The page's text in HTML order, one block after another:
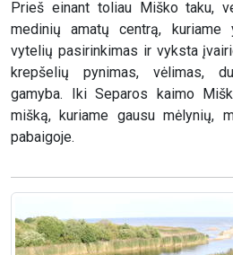
Prieš einant toliau Miško taku,
medinių amatų centrą, kuriame
vytelių pasirinkimas ir vyksta
krepšelių pynimas, vėlimas,
gamyba. Iki Separos kaimo
mišką, kuriame gausu mėlynių,
pabaigoje.